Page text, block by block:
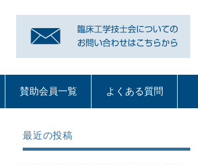
賛助会員一覧 よくある質問
最近の投稿